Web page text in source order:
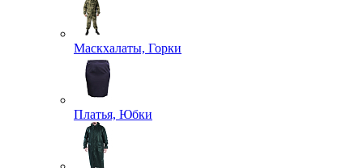
Маскхалаты, Горки
Платья, Юбки